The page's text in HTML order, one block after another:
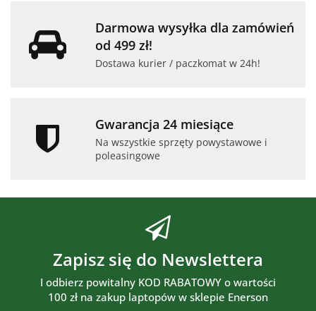
Darmowa wysyłka dla zamówień
od 499 zł!
Dostawa kurier / paczkomat w 24h!
Gwarancja 24 miesiące
Na wszystkie sprzęty powystawowe i
poleasingowe
Zapisz się do Newslettera
I odbierz powitalny KOD RABATOWY o wartości
100 zł na zakup laptopów w sklepie Enerson